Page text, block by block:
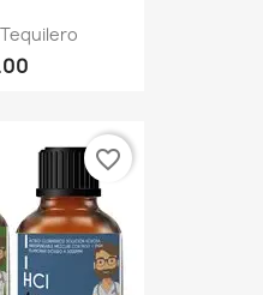
favorite_border